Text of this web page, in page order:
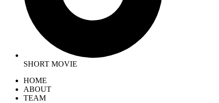
SHORT MOVIE
HOME
ABOUT
TEAM